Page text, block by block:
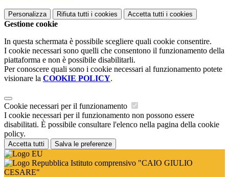
Personalizza Rifiuta tutti i cookies Accetta tutti i cookies
Gestione cookie
In questa schermata è possibile scegliere quali cookie consentire.
I cookie necessari sono quelli che consentono il funzionamento della
piattaforma e non è possibile disabilitarli.
Per conoscere quali sono i cookie necessari al funzionamento potete
visionare la COOKIE POLICY.
Cookie necessari per il funzionamento
I cookie necessari per il funzionamento non possono essere
disabilitati. È possibile consultare l'elenco nella pagina della cookie
policy.
Accetta tutti Salva le preferenze
Istituto comprensivo "CAIO GIULIO
CESARE"